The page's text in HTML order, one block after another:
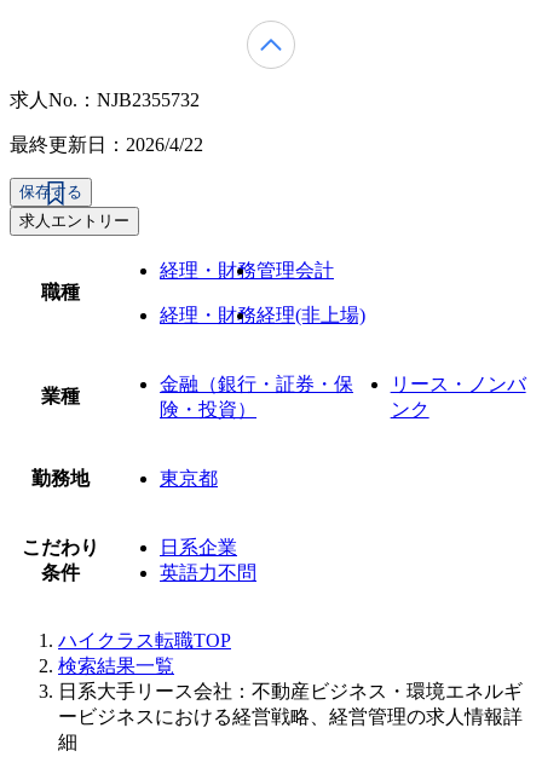
求人No.：NJB2355732
最終更新日：2026/4/22
保存する
求人エントリー
職種
経理・財務管理会計
経理・財務経理(非上場)
業種
金融（銀行・証券・保
険・投資）
リース・ノンバ
ンク
勤務地 東京都
こだわり
条件
日系企業
英語力不問
ハイクラス転職TOP
検索結果一覧
日系大手リース会社：不動産ビジネス・環境エネルギ
ービジネスにおける経営戦略、経営管理の求人情報詳
細